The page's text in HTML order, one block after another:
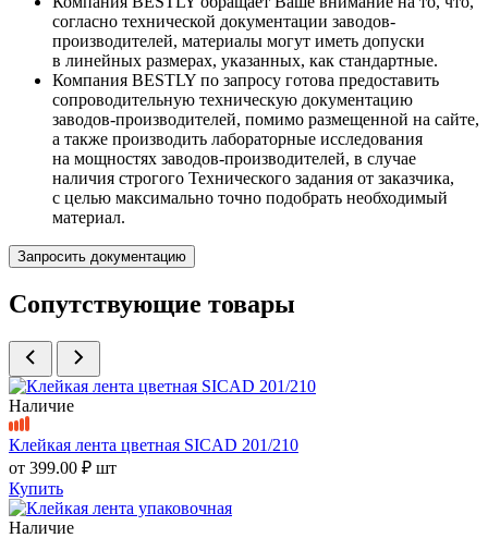
согласно технической документации заводов-
производителей, материалы могут иметь допуски
в линейных размерах, указанных, как стандартные.
Компания BESTLY по запросу готова предоставить
сопроводительную техническую документацию
заводов-производителей, помимо размещенной на сайте,
а также производить лабораторные исследования
на мощностях заводов-производителей, в случае
наличия строгого Технического задания от заказчика,
с целью максимально точно подобрать необходимый
материал.
Запросить документацию
Сопутствующие товары
Наличие
Клейкая лента цветная SICAD 201/210
от 399.00 ₽ шт
Купить
Наличие